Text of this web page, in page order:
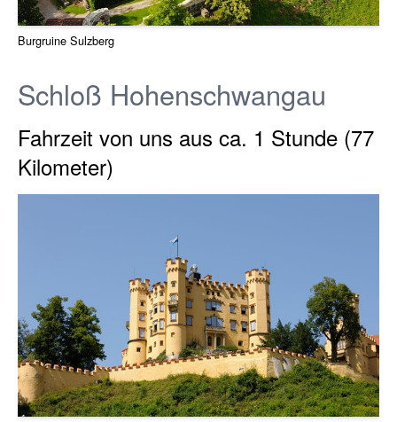
Burgruine Sulzberg
Schloß Hohenschwangau
Fahrzeit von uns aus ca. 1 Stunde (77
Kilometer)